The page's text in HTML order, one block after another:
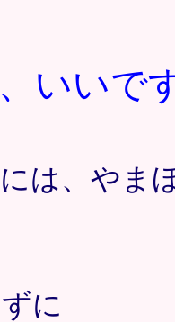
、いいで
は、やま
に